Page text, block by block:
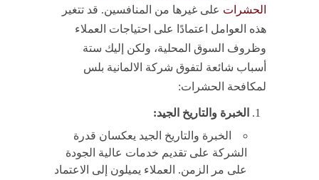
الحشرات على غيرها من المنافسين. قد تتغير
هذه العوامل اعتمادًا على احتياجات العملاء
وظروف السوق المحلية، ولكن إليك ستة
أسباب شائعة لتفوق شركة الالمانية بلس
لمكافحة الحشرات:
الخبرة والتاريخ الجيد:
الخبرة والتاريخ الجيد يعكسان قدرة
الشركة على تقديم خدمات عالية الجودة
على مر الزمن. العملاء يميلون إلى الاعتماد